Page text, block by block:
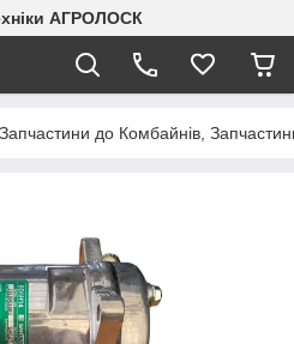
АГРОЛОСК
Запчастини до Комбайнів,